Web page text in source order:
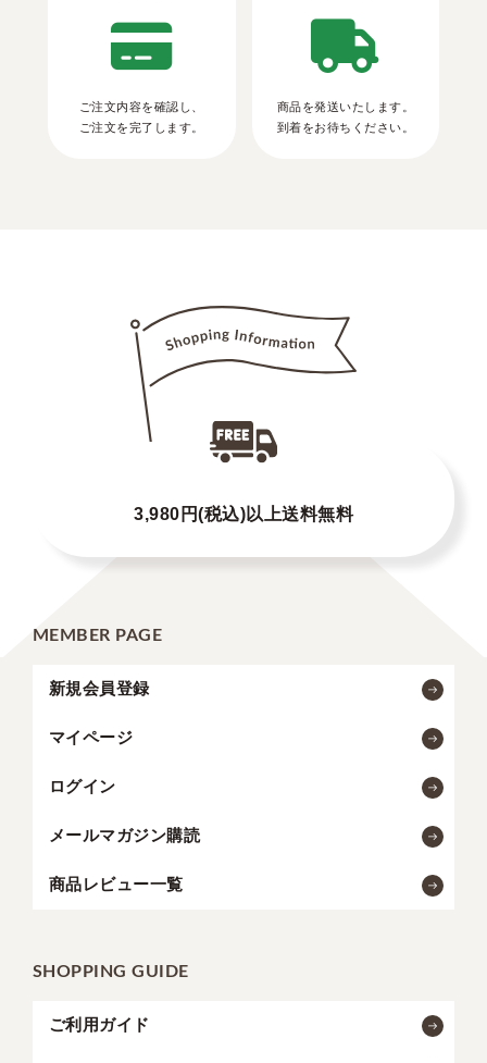
ご注文内容を確認し、
ご注文を完了します。
商品を発送いたします。
到着をお待ちください。
3,980円(税込)以上送料無料
MEMBER PAGE
新規会員登録
マイページ
ログイン
メールマガジン購読
商品レビュー一覧
SHOPPING GUIDE
ご利用ガイド